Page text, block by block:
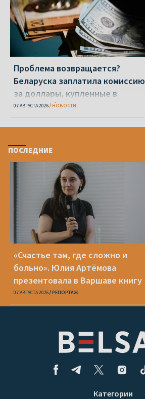
Проблема возвращается?
Беларуска заплатила комиссию
за доллары, купленные в
«Беларусбанке»
07 АВГУСТА 2026 НОВОСТИ
ПОСЛЕДНИЕ
«Счастье там, где сложно и
больно». Юлия Артёмова
презентовала в Варшаве книгу
«Пока я искала слова»
07 АВГУСТА 2026 РЕПОРТАЖ
Категории